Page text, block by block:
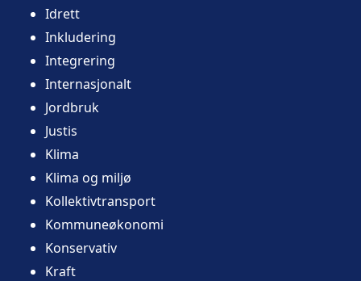
Idrett
Inkludering
Integrering
Internasjonalt
Jordbruk
Justis
Klima
Klima og miljø
Kollektivtransport
Kommuneøkonomi
Konservativ
Kraft